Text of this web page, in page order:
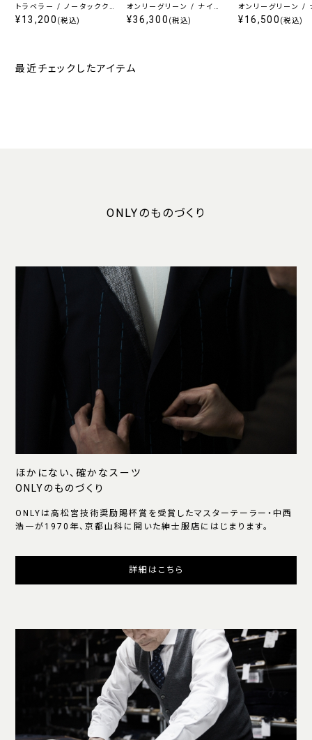
トラベラー / ノータックク
ロップドパンツ ネイビー無
¥13,200 (税込)
オンリーグリーン / ナイロ
ンジャージージャケット グ
¥36,300 (税込)
オンリーグリーン /
ンジャージークロッ
¥16,500 (税込)
最近チェックしたアイテム
ONLYのものづくり
ほかにない、確かなスーツ
ONLYのものづくり
ONLYは高松宮技術奨励賜杯賞を受賞したマスターテーラー・中西
浩一が1970年、京都山科に開いた紳士服店にはじまります。
詳細はこちら